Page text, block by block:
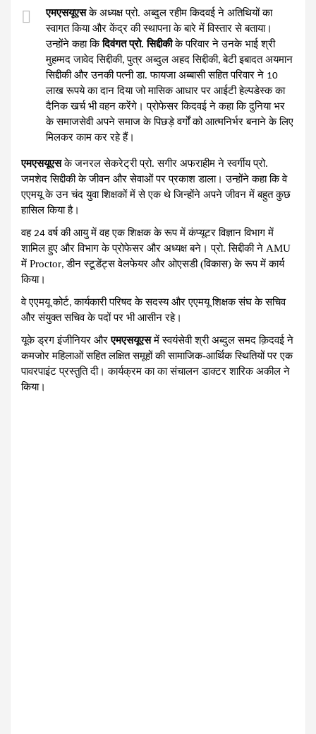
एमएसयूएसके अध्यक्ष प्रो. अब्दुल रहीम किदवई ने अतिथियों का
स्वागत किया और केंद्र की स्थापना के बारे में विस्तार से बताया।
उन्होंने कहा किदिवंगत प्रो. सिद्दीकीके परिवार ने उनके भाई श्री
मुहम्मद जावेद सिद्दीकी,पुत्र अब्दुल अहद सिद्दीकी,बेटी इबादत अयमान
सिद्दीकी और उनकी पत्नी डा. फायजा अब्बासी सहित परिवार ने 10
लाख रूपये का दान दिया जो मासिक आधार पर आईटी हेल्पडेस्क का
दैनिक खर्च भी वहन करेंगे। प्रोफेसर किदवई ने कहा कि दुनिया भर
के समाजसेवी अपने समाज के पिछड़े वर्गों को आत्मनिर्भर बनाने के लिए
मिलकर काम कर रहे हैं।
एमएसयूएसके जनरल सेकरेट्री प्रो. सगीर अफराहीम ने स्वर्गीय प्रो.
जमशेद सिद्दीकी के जीवन और सेवाओं पर प्रकाश डाला। उन्होंने कहा कि वे
एएमयू के उन चंद युवा शिक्षकों में से एक थे जिन्होंने अपने जीवन में बहुत कुछ
हासिल किया है।
वह 24 वर्ष की आयु में वह एक शिक्षक के रूप में कंप्यूटर विज्ञान विभाग में
शामिल हुए और विभाग के प्रोफेसर और अध्यक्ष बने। प्रो. सिद्दीकी ने AMU
में Proctor,डीन स्टूडेंट्स वेलफेयर और ओएसडी (विकास) के रूप में कार्य
किया।
वे एएमयू कोर्ट,कार्यकारी परिषद के सदस्य और एएमयू शिक्षक संघ के सचिव
और संयुक्त सचिव के पदों पर भी आसीन रहे।
यूके ड्रग इंजीनियर औरएमएसयूएसमें स्वयंसेवी श्री अब्दुल समद क़िदवई ने
कमजोर महिलाओं सहित लक्षित समूहों की सामाजिक-आर्थिक स्थितियों पर एक
पावरपाइंट प्रस्तुति दी। कार्यक्रम का का संचालन डाक्टर शारिक अकील ने
किया।